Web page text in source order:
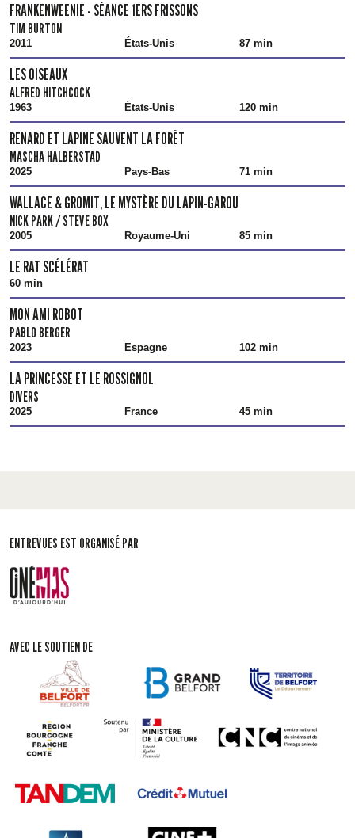
FRANKENWEENIE - SÉANCE 1ERS FRISSONS
TIM BURTON
2011 États-Unis 87 min
LES OISEAUX
ALFRED HITCHCOCK
1963 États-Unis 120 min
RENARD ET LAPINE SAUVENT LA FORÊT
MASCHA HALBERSTAD
2025 Pays-Bas 71 min
WALLACE & GROMIT, LE MYSTÈRE DU LAPIN-GAROU
NICK PARK / STEVE BOX
2005 Royaume-Uni 85 min
LE RAT SCÉLÉRAT
60 min
MON AMI ROBOT
PABLO BERGER
2023 Espagne 102 min
LA PRINCESSE ET LE ROSSIGNOL
DIVERS
2025 France 45 min
ENTREVUES EST ORGANISÉ PAR
AVEC LE SOUTIEN DE